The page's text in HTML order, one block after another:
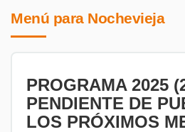
Menú para Nochevieja
PROGRAMA 2025
PENDIENTE DE
LOS PRÓXIMOS